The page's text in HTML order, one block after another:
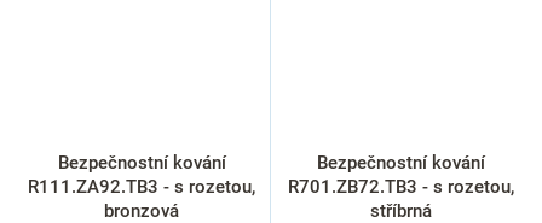
Bezpečnostní kování
R111.ZA92.TB3 - s rozetou,
bronzová
Bezpečnostní kování
R701.ZB72.TB3 - s rozetou,
stříbrná